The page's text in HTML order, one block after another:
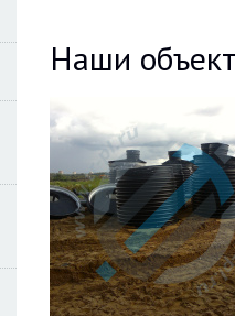
Наши